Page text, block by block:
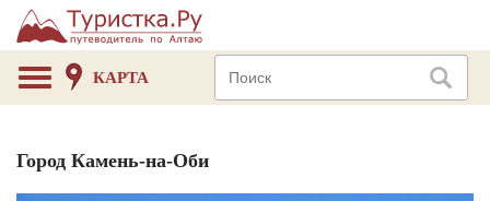
КАРТА
Город Камень-на-Оби